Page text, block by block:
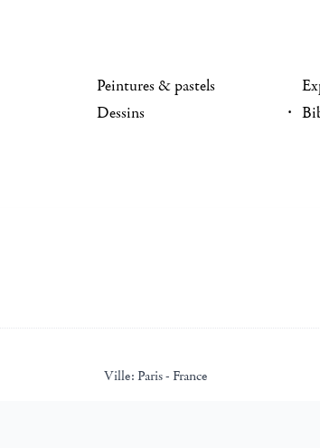
Peintures & pastels
Dessins
Ville: Paris - France